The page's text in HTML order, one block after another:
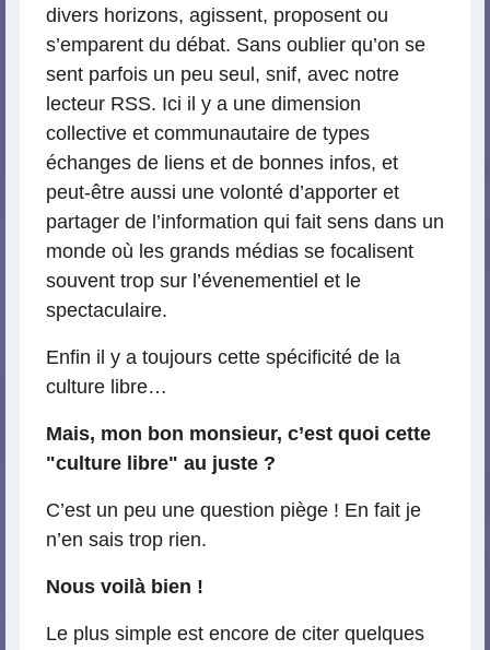
divers horizons, agissent, proposent ou
s’emparent du débat. Sans oublier qu’on se
sent parfois un peu seul, snif, avec notre
lecteur RSS. Ici il y a une dimension
collective et communautaire de types
échanges de liens et de bonnes infos, et
peut-être aussi une volonté d’apporter et
partager de l’information qui fait sens dans un
monde où les grands médias se focalisent
souvent trop sur l’évenementiel et le
spectaculaire.
Enfin il y a toujours cette spécificité de la
culture libre…
Mais, mon bon monsieur, c’est quoi cette
"culture libre" au juste ?
C’est un peu une question piège ! En fait je
n’en sais trop rien.
Nous voilà bien !
Le plus simple est encore de citer quelques